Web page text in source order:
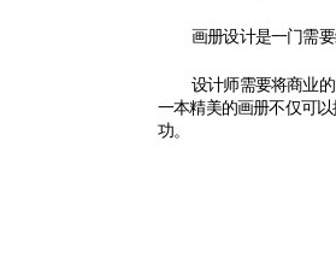
画册设计是一门需
设计师需要将商业
一本精美的画册不仅可
功。